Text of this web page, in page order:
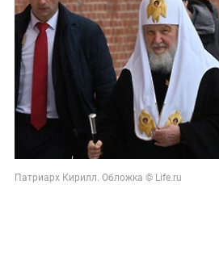
Патриарх Кирилл. Обложка © Life.ru